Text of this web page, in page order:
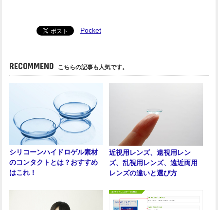
Pocket
RECOMMEND こちらの記事も人気です。
シリコーンハイドロゲル素材
のコンタクトとは？おすすめ
はこれ！
近視用レンズ、遠視用レン
ズ、乱視用レンズ、遠近両用
レンズの違いと選び方